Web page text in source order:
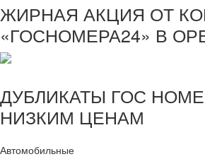
ЖИРНАЯ АКЦИЯ ОТ
«ГОСНОМЕРА24» В
ДУБЛИКАТЫ ГОС
НИЗКИМ ЦЕНАМ
Автомобильные